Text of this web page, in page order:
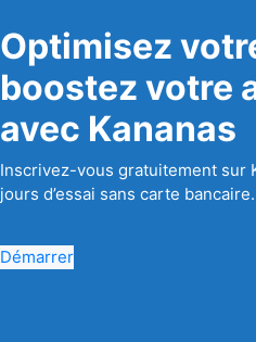
Optimisez
boostez votre
avec Kananas
Inscrivez-vous gratuitement sur
jours d’essai sans carte bancaire.
Démarrer